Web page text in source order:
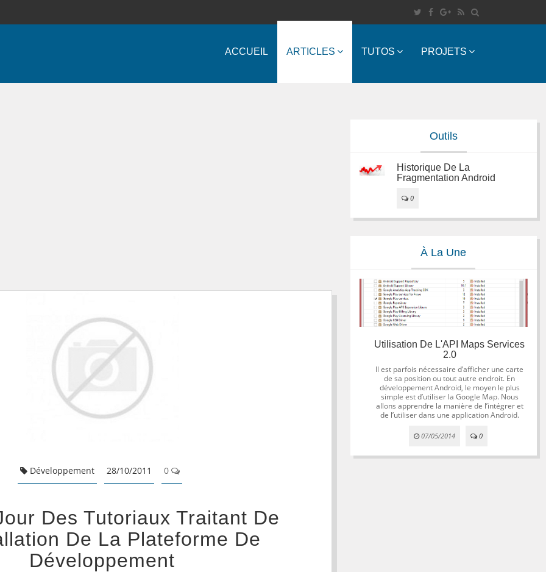
ACCUEIL ARTICLES TUTOS PROJETS
Développement 28/10/2011 0
Des Tutoriaux Traitant De
De La Plateforme De
Développement
Outils
Historique De La
Fragmentation Android
0
À La Une
Utilisation De L'API Maps Services
2.0
Il est parfois nécessaire d’afficher une carte
de sa position ou tout autre endroit. En
développement Android, le moyen le plus
simple est d’utiliser la Google Map. Nous
allons apprendre la manière de l’intégrer et
de l’utiliser dans une application Android.
07/05/2014 0